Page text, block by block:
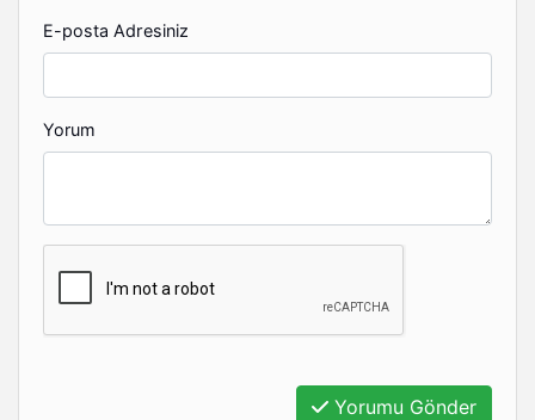
E-posta Adresiniz
Yorum
Yorumu Gönder